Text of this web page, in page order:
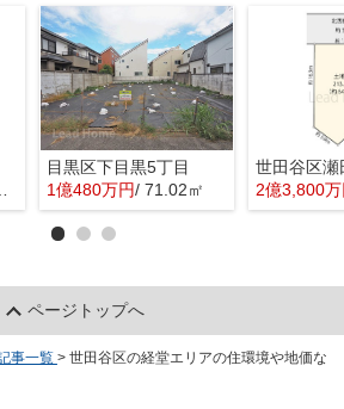
目黒区下目黒5丁目
1億480万円/ 71.02㎡
世田谷区瀬
2億3,800
ページトップへ
事一覧 > 世田谷区の経堂エリアの住環境や地価な